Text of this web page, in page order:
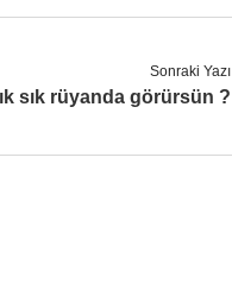
Sonraki Yazı
sık rüyanda görürsün ?